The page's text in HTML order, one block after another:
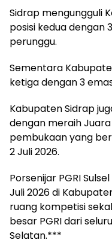
Sidrap mengungguli
posisi kedua dengan
perunggu.
Sementara
ketiga dengan 3
Kabupaten Sidrap
dengan meraih
pembukaan yang
2 Juli 2026.
Porsenijar PGRI
Juli 2026 di
ruang kompetisi
besar PGRI dari
Selatan.***